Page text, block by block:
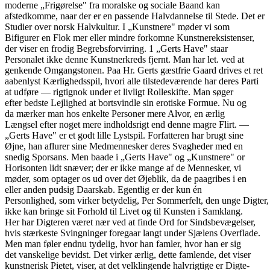
moderne „Frigørelse" fra moralske og sociale Baand kan
afstedkomme, naar der er en passende Halvdannelse til Stede. Det er
Studier over norsk Halvkultur. I „Kunstnere" møder vi som
Bifigurer en Flok mer eller mindre forkomne Kunstnereksistenser,
der viser en frodig Begrebsforvirring. 1 „Gerts Have" staar
Personalet ikke denne Kunstnerkreds fjernt. Man har let. ved at
genkende Omgangstonen. Paa Hr. Gerts gæstfrie Gaard drives et ret
aabenlyst Kærlighedsspil, hvori alle tilstedeværende har deres Parti
at udføre — rigtignok under et livligt Rolleskifte. Man søger
efter bedste Lejlighed at bortsvindle sin erotiske Formue. Nu og
da mærker man hos enkelte Personer mere Alvor, en ærlig
Længsel efter noget mere indholdsrigt end denne magre Flirt. —
„Gerts Have" er et godt lille Lystspil. Forfatteren har brugt sine
Øjne, han aflurer sine Medmennesker deres Svagheder med en
snedig Sporsans. Men baade i „Gerts Have" og „Kunstnere" or
Horisonten lidt snæver; der er ikke mange af de Mennesker, vi
møder, som optager os ud over det Øjeblik, da de paagribes i en
eller anden pudsig Daarskab. Egentlig er der kun én
Personlighed, som virker betydelig, Per Sommerfelt, den unge
ikke kan bringe sit Forhold til Livet og til Kunsten i Samklang.
Her har Digteren været nær ved at finde Ord for Sindsbevægelser,
hvis stærkeste Svingninger foregaar langt under Sjælens Overflade.
Men man føler endnu tydelig, hvor han famler, hvor han er sig
det vanskelige bevidst. Det virker ærlig, dette famlende, det viser
kunstnerisk Pietet, viser, at det velklingende halvrigtige er Digte-